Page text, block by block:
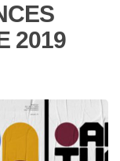
2019